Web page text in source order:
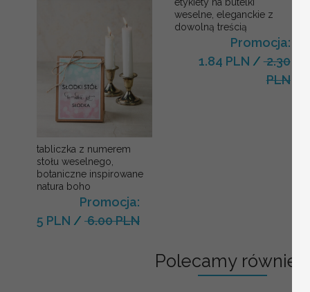
tabliczka z numerem
stołu weselnego,
botaniczne inspirowane
natura boho
Promocja:
5 PLN / 6.00 PLN
weselne, eleganckie z
dowolną treścią
Promocja:
1.84 PLN /2.30
PLN
Polecamy również: